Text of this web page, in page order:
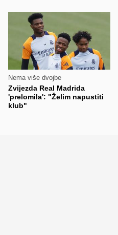
Nema više dvojbe
Zvijezda Real Madrida
'prelomila': "Želim napustiti
klub"